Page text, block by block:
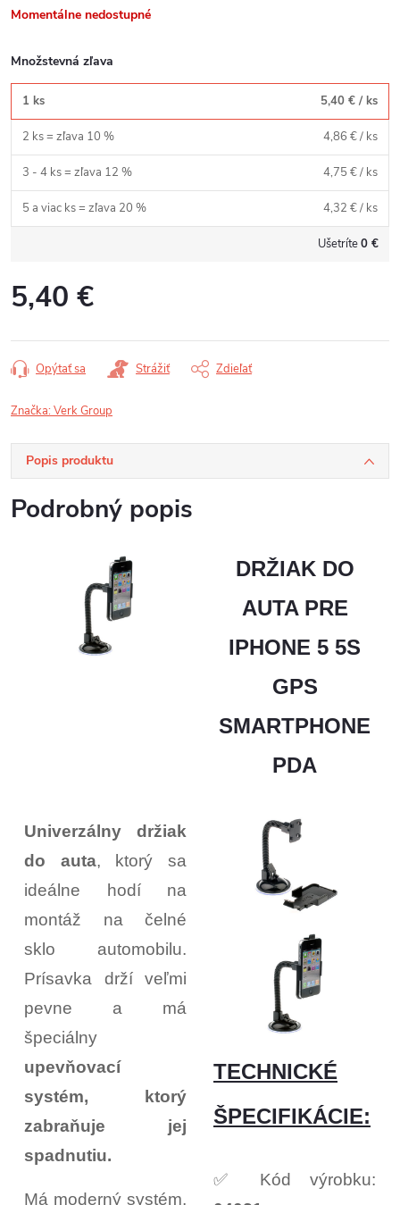
Momentálne nedostupné
Množstevná zľava
1 ks 5,40 € / ks
2 ks = zľava 10 % 4,86 €/ ks
3 - 4 ks = zľava 12 % 4,75 €/ ks
5 a viac ks = zľava 20 % 4,32 €/ ks
Ušetríte0 €
5,40 €
cena:
Opýtať sa Strážiť Zdieľať
Značka:Verk Group
Popis produktu
Podrobný popis
DRŽIAK DO
AUTA PRE
IPHONE 5 5S
GPS
SMARTPHONE
PDA
Univerzálny držiak
do auta, ktorý sa
ideálne hodí na
montáž na čelné
sklo automobilu.
Prísavka drží veľmi
pevne a má
špeciálny
upevňovací
systém, ktorý
zabraňuje jej
spadnutiu.
Má moderný systém,
TECHNICKÉ
ŠPECIFIKÁCIE:
✅ Kód výrobku: